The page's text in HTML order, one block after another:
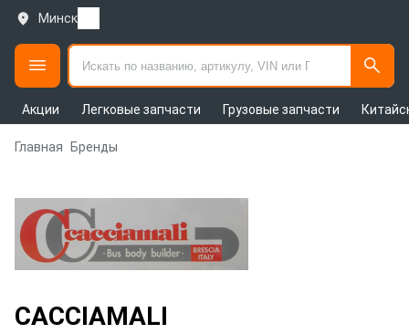
Минск
Акции Легковые запчасти Грузовые запчасти
Главная Бренды
CACCIAMALI